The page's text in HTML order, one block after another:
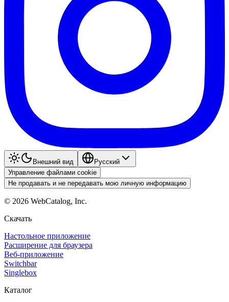
Внешний вид
Pyccкий
Управление файлами cookie
Не продавать и не передавать мою личную информацию
© 2026 WebCatalog, Inc.
Скачать
Настольное приложение
Расширение для браузера
Веб-приложение
Switchbar
Singlebox
Каталог